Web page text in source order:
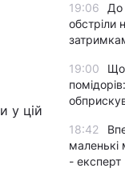
у цій
19:06
До
обстріли
19:00
Що
18:42
маленькі
- експерт